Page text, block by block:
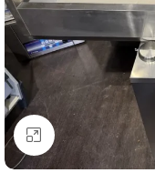
Натисніть, щоб